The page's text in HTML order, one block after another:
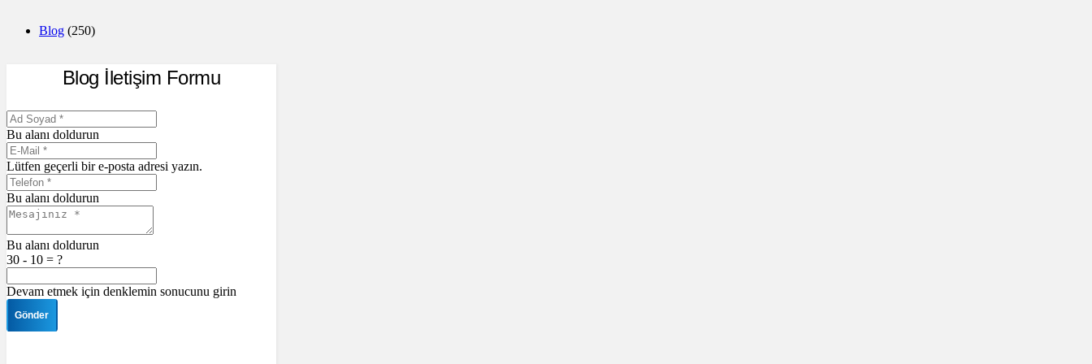
Blog (250)
Blog İletişim Formu
Bu alanı doldurun
Lütfen geçerli bir e-posta adresi yazın.
Bu alanı doldurun
Bu alanı doldurun
30 - 10 = ?
Devam etmek için denklemin sonucunu girin
Gönder